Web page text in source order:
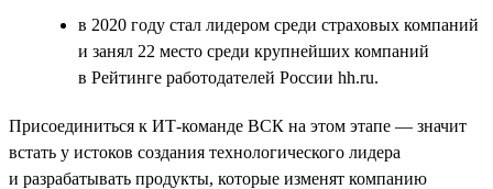
в 2020 году стал лидером среди страховых компаний
и занял 22 место среди крупнейших компаний
в Рейтинге работодателей России hh.ru.
Присоединиться к ИТ-команде ВСК на этом этапе — значит
встать у истоков создания технологического лидера
и разрабатывать продукты, которые изменят компанию